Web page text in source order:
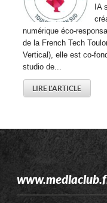
IA
numérique éco-
de la French Tech
Vertical), elle est co-
studio de...
LIRE L'ARTICLE